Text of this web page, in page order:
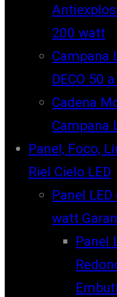
200 watt
Campana
DECO 50
Cadena
Campana
Panel, Foco,
Riel Cielo LED
Panel
watt
Panel